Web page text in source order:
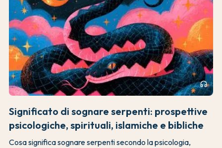
headphones
Significato di sognare serpenti: prospettive
psicologiche, spirituali, islamiche e bibliche
Cosa significa sognare serpenti secondo la psicologia,